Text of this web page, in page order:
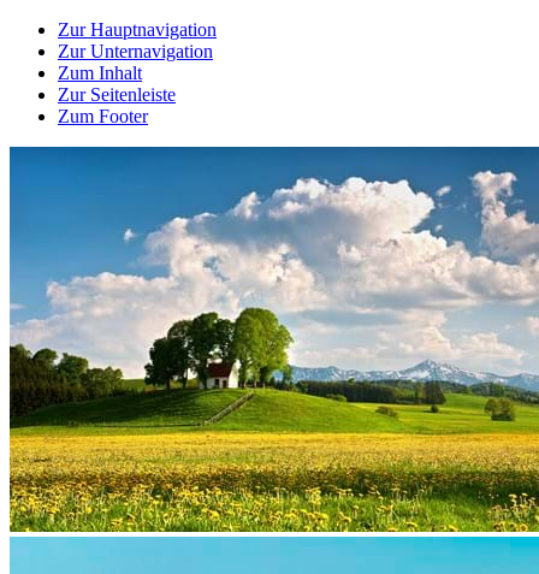
Zur Hauptnavigation
Zur Unternavigation
Zum Inhalt
Zur Seitenleiste
Zum Footer